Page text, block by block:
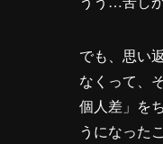
でも、思い
なくって、
個人差」を
うになった